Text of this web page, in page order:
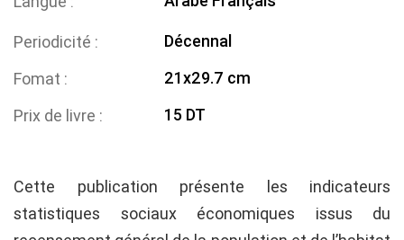
Periodicité
Décennal
Fomat
21x29.7 cm
Prix de livre
15 DT
Cette publication présente les indicateurs
statistiques sociaux économiques issus du